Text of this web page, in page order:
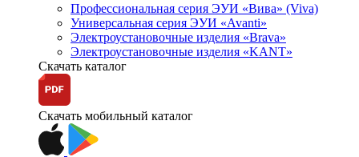
Профессиональная серия ЭУИ «Вива» (Viva)
Универсальная серия ЭУИ «Avanti»
Электроустановочные изделия «Brava»
Электроустановочные изделия «KANT»
Скачать каталог
Скачать мобильный каталог